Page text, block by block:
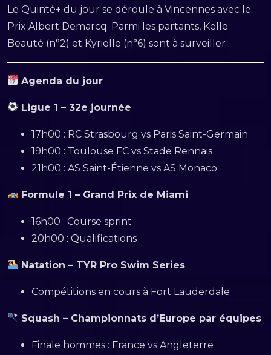
Le Quinté+ du jour se déroule à Vincennes avec le
Prix Albert Demarcq. Parmi les partants, Kelle
Beauté (n°2) et Kyrielle (n°6) sont à surveiller .
Agenda du jour
Ligue 1 – 32e journée
17h00 : RC Strasbourg vs Paris Saint-Germain
19h00 : Toulouse FC vs Stade Rennais
21h00 : AS Saint-Étienne vs AS Monaco
Formule 1 – Grand Prix de Miami
16h00 : Course sprint
20h00 : Qualifications
Natation – TYR Pro Swim Series
Compétitions en cours à Fort Lauderdale
Squash – Championnats d’Europe par équipes
Finale hommes : France vs Angleterre